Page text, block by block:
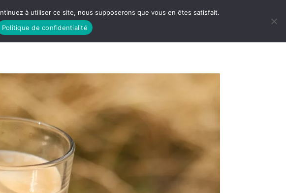
SORTIES GREEN LIFE
à utiliser ce site, nous supposerons que vous en êtes satisfait.
Politique de confidentialité